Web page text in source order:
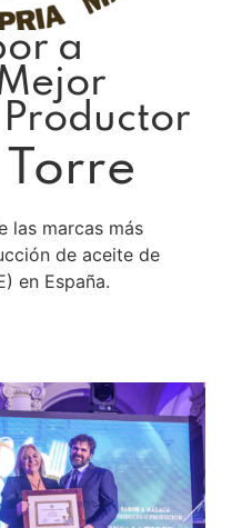
a
Torre
las marcas más
de aceite de
en España.